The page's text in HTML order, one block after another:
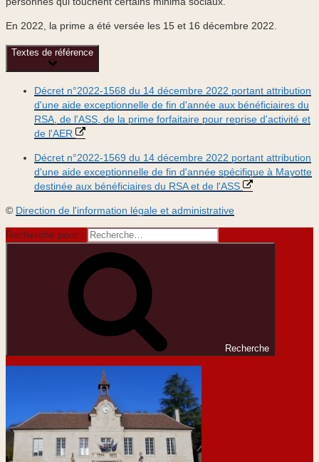
En 2022, la prime a été versée les 15 et 16 décembre 2022.
Textes de référence
Décret n°2022-1568 du 14 décembre 2022 portant attribution
d'une aide exceptionnelle de fin d'année aux bénéficiaires du
RSA, de l'ASS, de la prime forfaitaire pour reprise d'activité et
de l'AER
Décret n°2022-1569 du 14 décembre 2022 portant attribution
d'une aide exceptionnelle de fin d'année spécifique à Mayotte
destinée aux bénéficiaires du RSA et de l'ASS
© Direction de l'information légale et administrative
Recherche pour :
Recherche